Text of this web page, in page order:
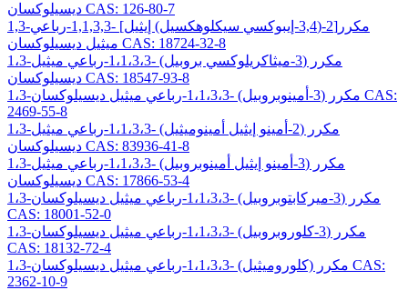
ديسيلوكسان CAS: 126-80-7
1,3-مكرر[2-(3,4-إيبوكسي سيكلوهكسيل) إيثيل] -1,1,3,3-رباعي
ميثيل ديسيلوكسان CAS: 18724-32-8
1،3-مكرر (3-ميثاكريلوكسي بروبيل) -1،1،3،3-رباعي ميثيل
ديسيلوكسان CAS: 18547-93-8
1،3-مكرر (3-أمينوبروبيل) -1،1،3،3-رباعي ميثيل ديسيلوكسان CAS:
2469-55-8
1،3-مكرر (2-أمينو إيثيل أمينوميثيل) -1،1،3،3-رباعي ميثيل
ديسيلوكسان CAS: 83936-41-8
1،3-مكرر (3-أمينو إيثيل أمينوبروبيل) -1،1،3،3-رباعي ميثيل
ديسيلوكسان CAS: 17866-53-4
1،3-مكرر (3-ميركابتوبروبيل) -1،1،3،3-رباعي ميثيل ديسيلوكسان
CAS: 18001-52-0
1،3-مكرر (3-كلوروبروبيل) -1،1،3،3-رباعي ميثيل ديسيلوكسان
CAS: 18132-72-4
1،3-مكرر (كلوروميثيل) -1،1،3،3-رباعي ميثيل ديسيلوكسان CAS:
2362-10-9